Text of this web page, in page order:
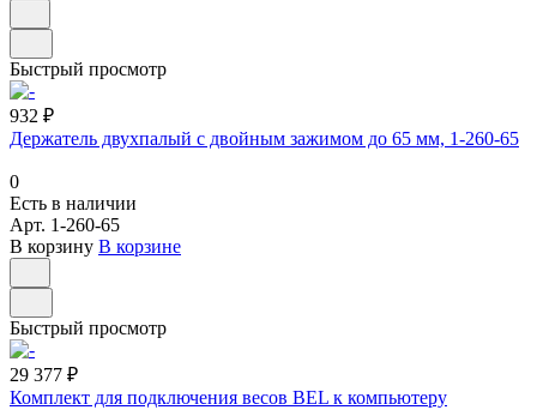
Быстрый просмотр
932 ₽
Держатель двухпалый с двойным зажимом до 65 мм, 1-260-65
0
Есть в наличии
Арт. 1-260-65
В корзину В корзине
Быстрый просмотр
29 377 ₽
Комплект для подключения весов BEL к компьютеру